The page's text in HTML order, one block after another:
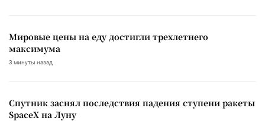
Мировые цены на еду достигли трехлетнего
максимума
3 минуты назад
Спутник заснял последствия падения ступени ракеты
SpaceX на Луну